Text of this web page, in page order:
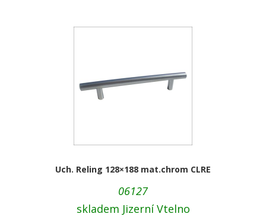
Uch. Reling 128×188 mat.chrom CLRE
06127
skladem Jizerní Vtelno